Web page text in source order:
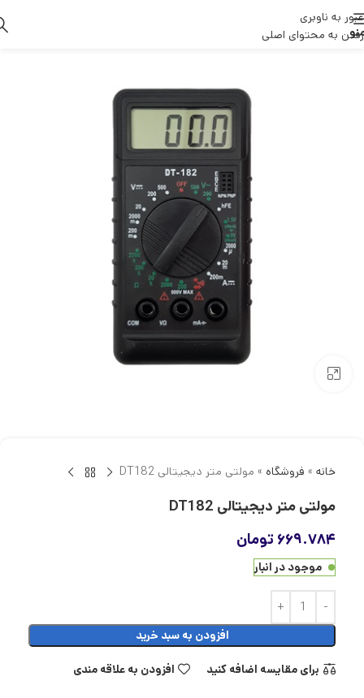
عبور به ناوبری
رفتن به محتوای اصلی
خانه » فروشگاه » مولتی متر دیجیتالی DT182
مولتی متر دیجیتالی DT182
۶۶۹.۷۸۴ تومان
موجود در انبار
افزودن به سبد خرید
برای مقایسه اضافه کنید افزودن به علاقه مندی